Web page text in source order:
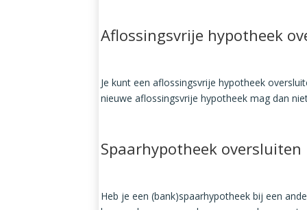
Aflossingsvrije hypotheek
Je kunt een aflossingsvrije hypotheek
nieuwe aflossingsvrije hypotheek mag dan
Spaarhypotheek oversluiten
Heb je een (bank)spaarhypotheek bij een